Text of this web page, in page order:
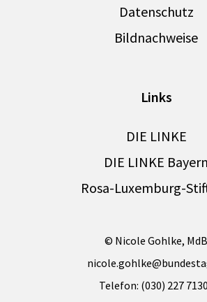
Datenschutz
Bildnachweise
Links
DIE LINKE
DIE LINKE Bayern
Rosa-Luxemburg-
© Nicole Gohlke, MdB
Telefon: (030) 227